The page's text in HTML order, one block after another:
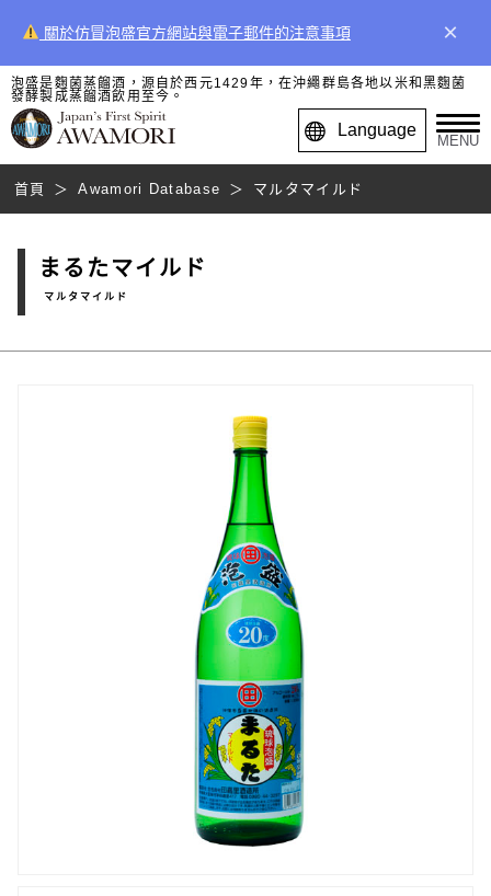
關於仿冒泡盛官方網站與電子郵件的注意事項 ×
泡盛是麴菌蒸餾酒，源自於西元1429年，在沖繩群島各地以米和黑麴菌
發酵製成蒸餾酒飲用至今。
Language
MENU
首頁 Awamori Database マルタマイルド
まるたマイルド
マルタマイルド